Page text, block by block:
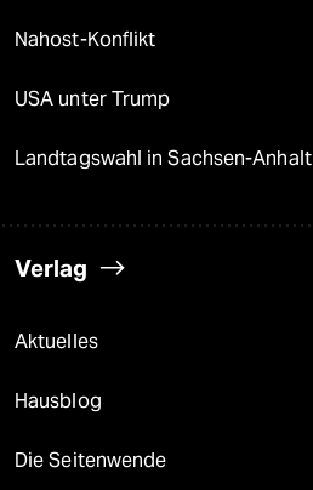
Nahost-Konflikt
USA unter Trump
Landtagswahl in Sachsen-Anhalt
Verlag
Aktuelles
Hausblog
Die Seitenwende